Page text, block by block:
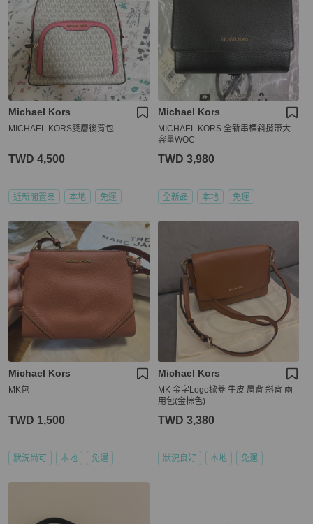
Michael Kors
MICHAEL KORS雙層後背包
TWD 4,500
近新閒置品 本地 免運
Michael Kors
MICHAEL KORS 全新串標斜揹帶大
容量WOC
TWD 3,980
全新品 本地 免運
Michael Kors
MK包
TWD 1,500
狀況尚可 本地 免運
Michael Kors
MK 金字Logo掀蓋 牛皮 肩背 斜背 兩
用包(金棕色)
TWD 3,380
狀況良好 本地 免運